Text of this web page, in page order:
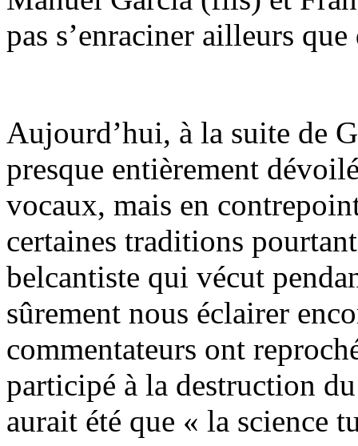
pas s’enraciner ailleurs que
Aujourd’hui, à la suite de
presque entièrement
vocaux, mais en
certaines traditions
belcantiste qui vécut
sûrement nous éclairer
commentateurs ont
participé à la destruction
aurait été que « la science